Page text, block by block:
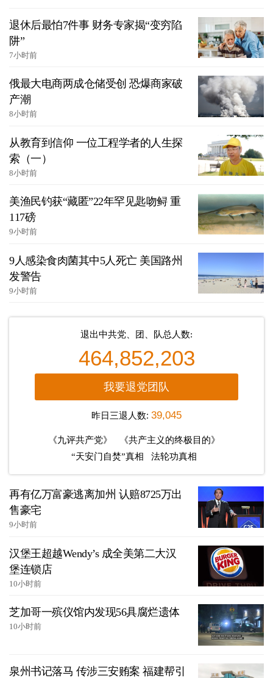
退休后最怕7件事 财务专家揭“变穷陷
阱”
7小时前
俄最大电商两成仓储受创 恐爆商家破
产潮
8小时前
从教育到信仰 一位工程学者的人生探
索（一）
8小时前
美渔民钓获“藏匿”22年罕见匙吻鲟 重
117磅
9小时前
9人感染食肉菌其中5人死亡 美国路州
发警告
9小时前
退出中共党、团、队总人数:
464,852,203
我要退党团队
昨日三退人数: 39,045
《九评共产党》
《共产主义的终极目的》
“天安门自焚”真相
法轮功真相
再有亿万富豪逃离加州 认赔8725万出
售豪宅
9小时前
汉堡王超越Wendy’s 成全美第二大汉
堡连锁店
10小时前
芝加哥一殡仪馆内发现56具腐烂遗体
10小时前
泉州书记落马 传涉三安贿案 福建帮引